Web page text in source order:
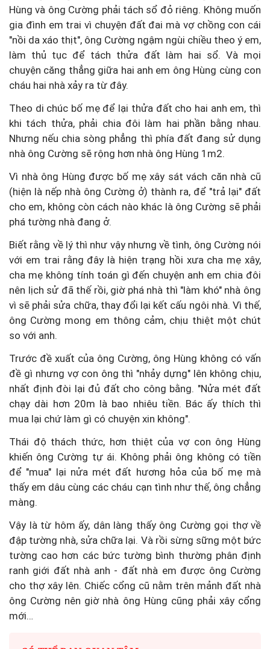
Hùng và ông Cường phải tách sổ đỏ riêng. Không muốn
gia đình em trai vì chuyện đất đai mà vợ chồng con cái
"nồi da xáo thịt", ông Cường ngậm ngùi chiều theo ý em,
làm thủ tục để tách thửa đất làm hai sổ. Và mọi
chuyện căng thẳng giữa hai anh em ông Hùng cùng con
cháu hai nhà xảy ra từ đây.
Theo di chúc bố mẹ để lại thửa đất cho hai anh em, thì
khi tách thửa, phải chia đôi làm hai phần bằng nhau.
Nhưng nếu chia sòng phẳng thì phía đất đang sử dụng
nhà ông Cường sẽ rộng hơn nhà ông Hùng 1m2.
Vì nhà ông Hùng được bố mẹ xây sát vách căn nhà cũ
(hiện là nếp nhà ông Cường ở) thành ra, để "trả lại" đất
cho em, không còn cách nào khác là ông Cường sẽ phải
phá tường nhà đang ở.
Biết rằng về lý thì như vậy nhưng về tình, ông Cường nói
với em trai rằng đây là hiện trạng hồi xưa cha mẹ xây,
cha mẹ không tính toán gì đến chuyện anh em chia đôi
nên lịch sử đã thế rồi, giờ phá nhà thì "làm khó" nhà ông
vì sẽ phải sửa chữa, thay đổi lại kết cấu ngôi nhà. Vì thế,
ông Cường mong em thông cảm, chịu thiệt một chút
so với anh.
Trước đề xuất của ông Cường, ông Hùng không có vấn
đề gì nhưng vợ con ông thì "nhảy dựng" lên không chịu,
nhất định đòi lại đủ đất cho công bằng. "Nửa mét đất
chạy dài hơn 20m là bao nhiêu tiền. Bác ấy thích thì
mua lại chứ làm gì có chuyện xin không".
Thái độ thách thức, hơn thiệt của vợ con ông Hùng
khiến ông Cường tự ái. Không phải ông không có tiền
để "mua" lại nửa mét đất hương hỏa của bố mẹ mà
thấy em dâu cùng các cháu cạn tình như thế, ông chẳng
màng.
Vậy là từ hôm ấy, dân làng thấy ông Cường gọi thợ về
đập tường nhà, sửa chữa lại. Và rồi sừng sững một bức
tường cao hơn các bức tường bình thường phân định
ranh giới đất nhà anh - đất nhà em được ông Cường
cho thợ xây lên. Chiếc cổng cũ nằm trên mảnh đất nhà
ông Cường nên giờ nhà ông Hùng cũng phải xây cổng
mới…